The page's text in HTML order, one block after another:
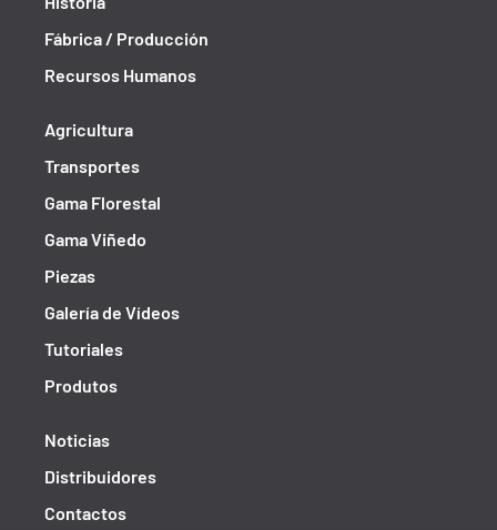
Fábrica / Producción
Recursos Humanos
Agricultura
Transportes
Gama Florestal
Gama Viñedo
Piezas
Galería de Vídeos
Tutoriales
Produtos
Noticias
Distribuidores
Contactos